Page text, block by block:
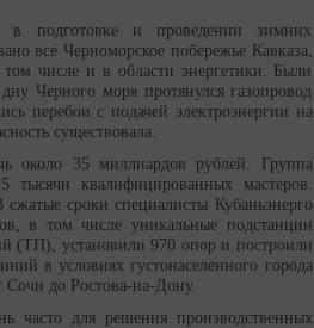
в подготовке и проведении зимних
все Черноморское побережье Кавказа,
числе и в области энергетики. Были
Черного моря протянулся газопровод
перебои с подачей электроэнергии на
существовала.
около 35 миллиардов рублей. Группа
тысячи квалифицированных мастеров.
сроки специалисты Кубаньэнерго
в том числе уникальные подстанции
(ТП), установили 970 опор и построили
в условиях густонаселенного города
Сочи до Ростова-на-Дону.
часто для решения производственных